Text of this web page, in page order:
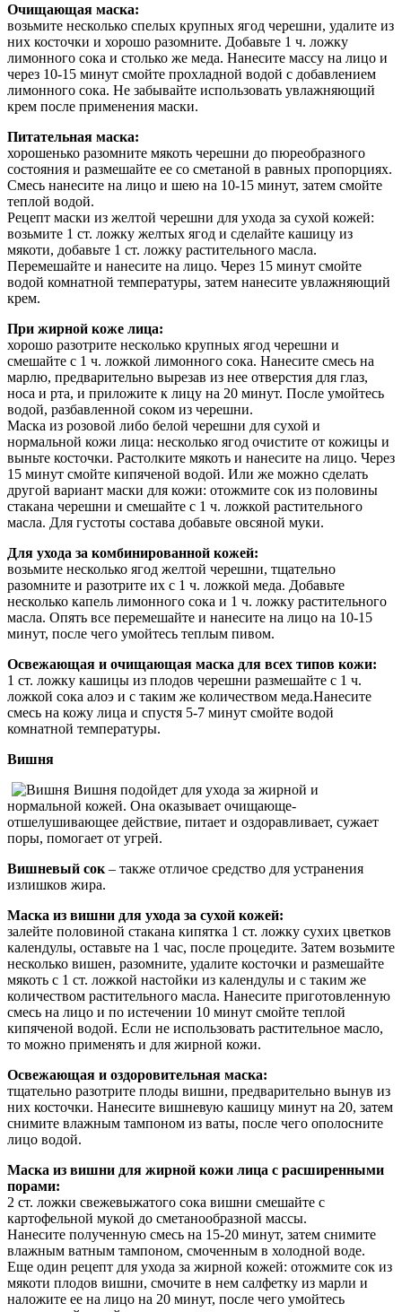
Очищающая маска:
возьмите несколько спелых крупных ягод черешни, удалите из
них косточки и хорошо разомните. Добавьте 1 ч. ложку
лимонного сока и столько же меда. Нанесите массу на лицо и
через 10-15 минут смойте прохладной водой с добавлением
лимонного сока. Не забывайте использовать увлажняющий
крем после применения маски.
Питательная маска:
хорошенько разомните мякоть черешни до пюреобразного
состояния и размешайте ее со сметаной в равных пропорциях.
Смесь нанесите на лицо и шею на 10-15 минут, затем смойте
теплой водой.
Рецепт маски из желтой черешни для ухода за сухой кожей:
возьмите 1 ст. ложку желтых ягод и сделайте кашицу из
мякоти, добавьте 1 ст. ложку растительного масла.
Перемешайте и нанесите на лицо. Через 15 минут смойте
водой комнатной температуры, затем нанесите увлажняющий
крем.
При жирной коже лица:
хорошо разотрите несколько крупных ягод черешни и
смешайте с 1 ч. ложкой лимонного сока. Нанесите смесь на
марлю, предварительно вырезав из нее отверстия для глаз,
носа и рта, и приложите к лицу на 20 минут. После умойтесь
водой, разбавленной соком из черешни.
Маска из розовой либо белой черешни для сухой и
нормальной кожи лица: несколько ягод очистите от кожицы и
выньте косточки. Растолките мякоть и нанесите на лицо. Через
15 минут смойте кипяченой водой. Или же можно сделать
другой вариант маски для кожи: отожмите сок из половины
стакана черешни и смешайте с 1 ч. ложкой растительного
масла. Для густоты состава добавьте овсяной муки.
Для ухода за комбинированной кожей:
возьмите несколько ягод желтой черешни, тщательно
разомните и разотрите их с 1 ч. ложкой меда. Добавьте
несколько капель лимонного сока и 1 ч. ложку растительного
масла. Опять все перемешайте и нанесите на лицо на 10-15
минут, после чего умойтесь теплым пивом.
Освежающая и очищающая маска для всех типов кожи:
1 ст. ложку кашицы из плодов черешни размешайте с 1 ч.
ложкой сока алоэ и с таким же количеством меда.Нанесите
смесь на кожу лица и спустя 5-7 минут смойте водой
комнатной температуры.
Вишня
Вишня подойдет для ухода за жирной и
нормальной кожей. Она оказывает очищающе-
отшелушивающее действие, питает и оздоравливает, сужает
поры, помогает от угрей.
Вишневый сок – также отличое средство для устранения
излишков жира.
Маска из вишни для ухода за сухой кожей:
залейте половиной стакана кипятка 1 ст. ложку сухих цветков
календулы, оставьте на 1 час, после процедите. Затем возьмите
несколько вишен, разомните, удалите косточки и размешайте
мякоть с 1 ст. ложкой настойки из календулы и с таким же
количеством растительного масла. Нанесите приготовленную
смесь на лицо и по истечении 10 минут смойте теплой
кипяченой водой. Если не использовать растительное масло,
то можно применять и для жирной кожи.
Освежающая и оздоровительная маска:
тщательно разотрите плоды вишни, предварительно вынув из
них косточки. Нанесите вишневую кашицу минут на 20, затем
снимите влажным тампоном из ваты, после чего ополосните
лицо водой.
Маска из вишни для жирной кожи лица с расширенными
порами:
2 ст. ложки свежевыжатого сока вишни смешайте с
картофельной мукой до сметанообразной массы.
Нанесите полученную смесь на 15-20 минут, затем снимите
влажным ватным тампоном, смоченным в холодной воде.
Еще один рецепт для ухода за жирной кожей: отожмите сок из
мякоти плодов вишни, смочите в нем салфетку из марли и
наложите ее на лицо на 20 минут, после чего умойтесь